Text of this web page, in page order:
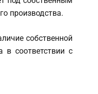
производства.
собственной
в соответствии с